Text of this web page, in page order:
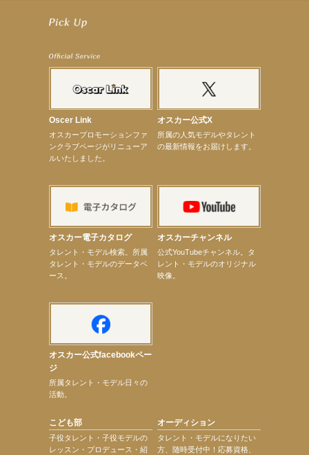
【前川泰之】舞台「グレンギャリー・グレンロス」公演詳細解禁！
【elfin’】7thシングル『全世界』がFM-UUでO.A.決定♪
【elfin’】8月16日（日）「全世界」発売記念イベント決定！
【elfin’】7thシングル『全世界』がFM TANABEでO.A.決定♪
【昆虫ハンター牧田習】宝塚市立手塚治虫記念館トークショー＆宝塚文化芸術センター昆虫展示イ
【昆虫ハンター牧田習】8月13日（木）プライムツリー赤池「ふれあい昆虫フェスティバル」トーク
【井頭愛海】『小さなお葬式』TV-CM出演！
【定本楓馬】WEB DIGVII 連載企画『東京23時』に登場！
【髙橋ひかる】7月雑誌掲載情報
【elfin’】【小倉舞子】8月9日（日）「MxM’s produce event vol.14」に出演決定！
【elfin’】【辻美優】8月28日（金）「辻美優(elfin’)グレイテスト・ショー」に出演決定！
【elfin’】9月27日（日）「Beauty Voice Theater Reboot Vol.3」開催決定！
【本田紗来】「Ray」9月号発売中！
Oscer Link
オスカープロモーションファ
ンクラブページがリニューア
ルいたしました。
オスカー公式X
所属の人気モデルやタレント
の最新情報をお届けします。
オスカー電子カタログ
タレント・モデル検索。所属
タレント・モデルのデータベ
ース。
オスカーチャンネル
公式YouTubeチャンネル。タ
レント・モデルのオリジナル
映像。
オスカー公式facebookペー
ジ
所属タレント・モデル日々の
活動。
こども部
子役タレント・子役モデルの
レッスン・プロデュース・紹
オーディション
タレント・モデルになりたい
方、随時受付中！応募資格、